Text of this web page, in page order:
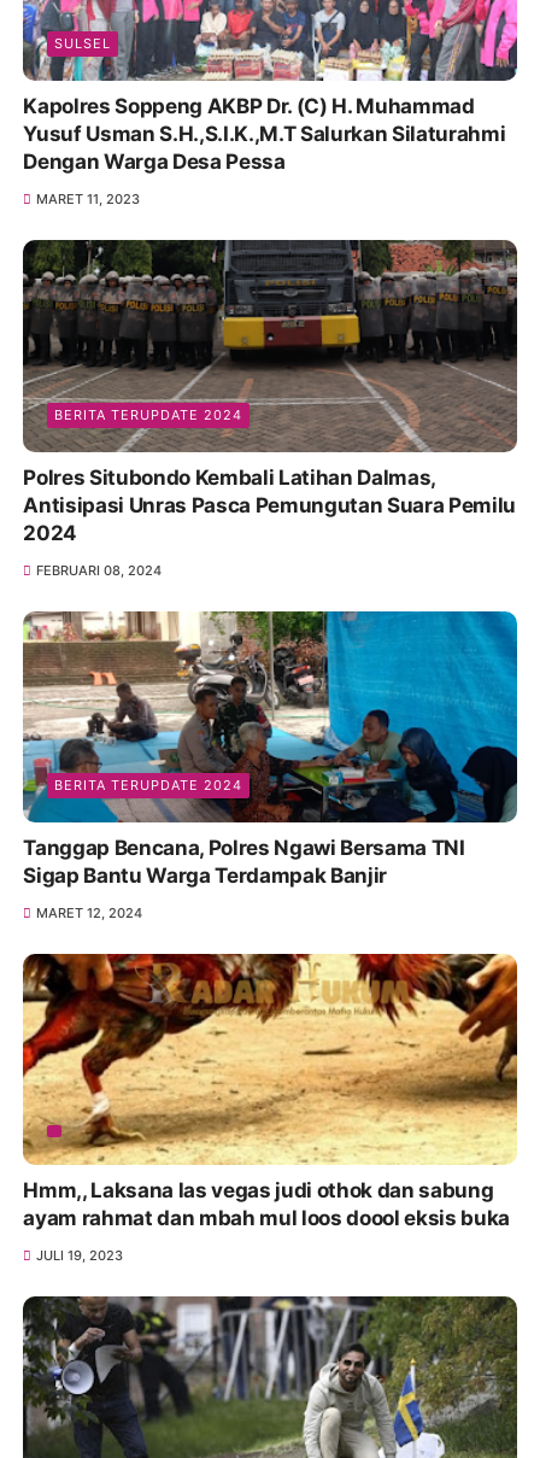
SULSEL
Kapolres Soppeng AKBP Dr. (C) H. Muhammad
Yusuf Usman S.H.,S.I.K.,M.T Salurkan Silaturahmi
Dengan Warga Desa Pessa
MARET 11, 2023
BERITA TERUPDATE 2024
Polres Situbondo Kembali Latihan Dalmas,
Antisipasi Unras Pasca Pemungutan Suara Pemilu
2024
FEBRUARI 08, 2024
BERITA TERUPDATE 2024
Tanggap Bencana, Polres Ngawi Bersama TNI
Sigap Bantu Warga Terdampak Banjir
MARET 12, 2024
Hmm,, Laksana las vegas judi othok dan sabung
ayam rahmat dan mbah mul loos doool eksis buka
JULI 19, 2023